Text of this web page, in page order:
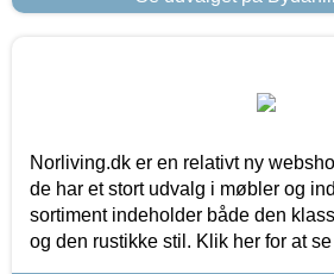
Norliving.dk er en relativt ny
de har et stort udvalg i møbler og
sortiment indeholder både den
og den rustikke stil. Klik her for at